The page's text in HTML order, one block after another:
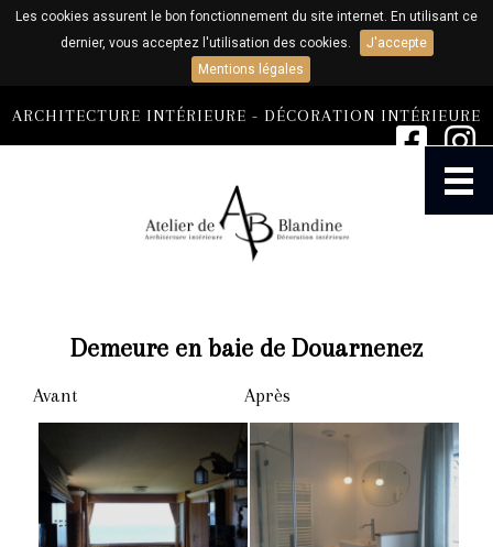
Les cookies assurent le bon fonctionnement du site internet. En utilisant ce
dernier, vous acceptez l'utilisation des cookies.
J'accepte
Mentions légales
ARCHITECTURE INTÉRIEURE - DÉCORATION INTÉRIEURE
Demeure en baie de Douarnenez
Avant Après
ACCUEIL
INTÉRIEURE
ATELIER DE CONFECTION
PARTICULIERS